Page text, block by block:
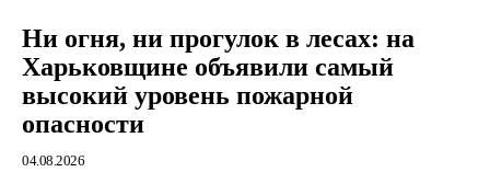
Ни огня, ни прогулок в лесах: на
Харьковщине объявили самый
высокий уровень пожарной
опасности
04.08.2026